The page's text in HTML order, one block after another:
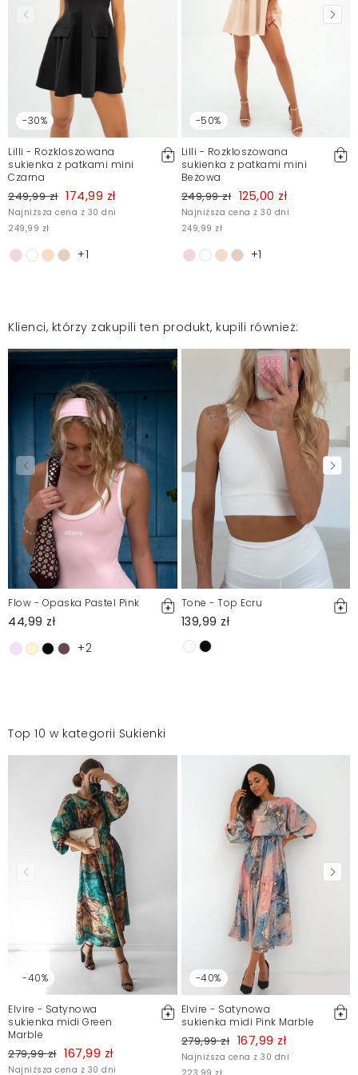
Mosquito zamieszcza wyłącznie zweryfikowane opinie
Klientów. Po moderacji publikujemy zarówno pozytywne, jak i
negatywne opinie. Więcej informacji znajdziesz w naszym
Regulaminie.
Zgłoś nielegalną treść
-30%
Lilli - Rozkloszowana
sukienka z patkami mini
Czarna
249,99 zł 174,99 zł
Najniższa cena z 30 dni
249,99 zł
+1
-50%
Lilli - Rozkloszowana
sukienka z patkami mini
Beżowa
249,99 zł 125,00 zł
Najniższa cena z 30 dni
249,99 zł
+1
Klienci, którzy zakupili ten produkt, kupili również:
Flow - Opaska Pastel Pink
44,99 zł
+2
Tone - Top Ecru
139,99 zł
Top 10 w kategorii Sukienki
-40%
Elvire - Satynowa
sukienka midi Green
Marble
279,99 zł 167,99 zł
Najniższa cena z 30 dni
-40%
Elvire - Satynowa
sukienka midi Pink Marble
279,99 zł 167,99 zł
Najniższa cena z 30 dni